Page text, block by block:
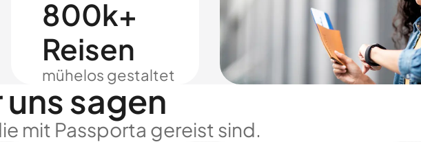
800k+
Reisen
mühelos gestaltet
sagen
mit Passporta gereist sind.